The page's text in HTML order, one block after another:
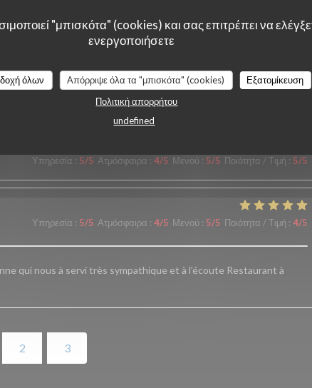
"μπισκότα" (cookies) και σας επιτρέπει να
ενεργοποιήσετε
όλων Απόρριψε όλα τα "μπισκότα" (cookies)
Εξατομίκευση
Πολιτική απορρήτου
undefined
Υπηρεσία:5/5 Ατμόσφαιρα:5/5 Μενού: 5/5 Ποιότητα / Τιμή:5 /5
qualité des plats excellente.. Je recommande vivement cet
Υπηρεσία : 5/5 Ατμόσφαιρα : 4/5 Μενού : 5/5 Ποιότητα / Τιμή : 5/5
Υπηρεσία : 5/5 Ατμόσφαιρα : 4/5 Μενού : 5/5 Ποιότητα / Τιμή : 4/5
qui nous à servi très sympathique et à l’écoute Restaurant à
2 3